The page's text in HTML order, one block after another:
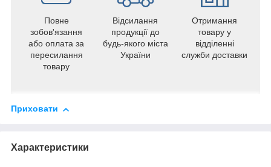
Повне
зобов'язання
або оплата за
пересилання
товару
Відсилання
продукції до
будь-якого міста
України
Отримання
товару у
відділенні
служби доставки
Приховати
Характеристики